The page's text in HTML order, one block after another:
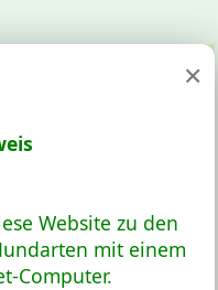
×
Website zu den
mit einem
Computer.